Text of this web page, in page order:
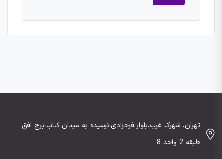
تهران، شهرک غرب،بلوار فرحزادی،نرسیده به میدان کتاب،برج افق
طبقه 2 واحد 8